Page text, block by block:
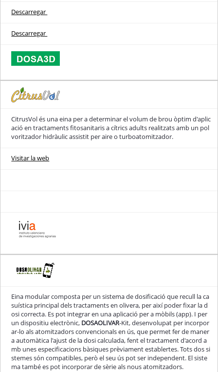
Descarregar
Descarregar
CitrusVol és una eina per a determinar el volum de brou òptim d'aplic
ació en tractaments fitosanitaris a cítrics adults realitzats amb un pol
voritzador hidràulic assistit per aire o turboatomitzador.
Visitar la web
Eina modular composta per un sistema de dosificació que recull la ca
suística principal dels tractaments en olivera, per així poder fixar la d
osi correcta. Es pot integrar en una aplicació per a mòbils (app). I per
un dispositiu electrònic, DOSAOLIVAR-Kit, desenvolupat per incorpor
ar-lo als atomitzadors convencionals en ús, que permet fer de maner
a automàtica l'ajust de la dosi calculada, fent el tractament d'acord a
mb unes especificacions bàsiques prèviament establertes. Tots dos si
stemes són compatibles, però el seu ús pot ser independent. El siste
ma també es pot incorporar de sèrie als nous atomitzadors.